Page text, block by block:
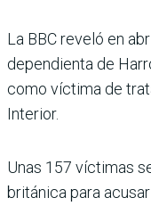
La BBC reveló en
dependienta de
como víctima de
Interior.
Unas 157 víctimas
británica para